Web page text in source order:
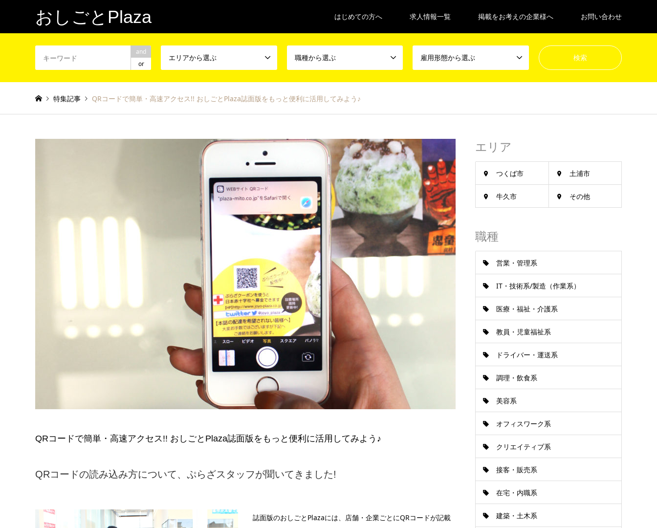
おしごとPlaza はじめての方へ 求人情報一覧 掲載をお考えの企業様へ お問い合わせ
and
or
エリアから選ぶ 職種から選ぶ 雇用形態から選ぶ
特集記事 QRコードで簡単・高速アクセス!! おしごとPlaza誌面版をもっと便利に活用してみよう♪
QRコードで簡単・高速アクセス!! おしごとPlaza誌面版をもっと便利に活用してみよう♪
QRコードの読み込み方について、ぷらざスタッフが聞いてきました!
誌面版のおしごとPlazaには、店舗・企業ごとにQRコードが記載
エリア
つくば市 土浦市
牛久市 その他
職種
営業・管理系
IT・技術系/製造（作業系）
医療・福祉・介護系
教員・児童福祉系
ドライバー・運送系
調理・飲食系
美容系
オフィスワーク系
クリエイティブ系
接客・販売系
在宅・内職系
建築・土木系